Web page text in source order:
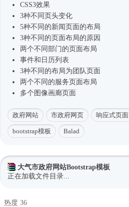
CSS3效果
3种不同页头变化
5种不同的新闻页面的布局
3种不同的页面布局的原因
两个不同部门的页面布局
事件和日历列表
3种不同的布局为团队页面
两个不同的服务页面布局
多个图像画廊页面
政府网站 市政府网页 响应式页面
bootstrap模板 Balad
大气市政府网站Bootstrap模板
正在加载文件目录...
热度 36